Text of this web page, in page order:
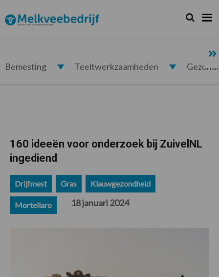
de
hoofdnavigatie
de
hoofd
de
eerste
de
voettekst
Melkveebedrijf.nl Zoeken...
Zoek
Bemesting Teeltwerkzaamheden
160 ideeën voor onderzoek bij ZuivelNL
ingediend
Drijfmest Gras Klauwgezondheid
Mortellaro 18 januari 2024